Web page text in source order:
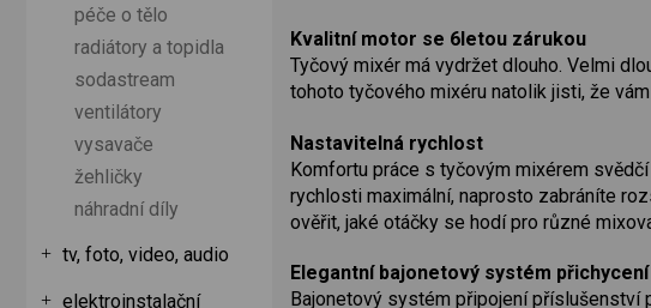
Kvalitní motor se 6letou zárukou
Tyčový mixér má vydržet dlouho. Velmi
tohoto tyčového mixéru natolik jisti, že
Nastavitelná rychlost
Komfortu práce s tyčovým mixérem
rychlosti maximální, naprosto zabráníte
ověřit, jaké otáčky se hodí pro různé
Elegantní bajonetový systém přichycení
Bajonetový systém připojení příslušenství
péče o tělo
radiátory a topidla
sodastream
ventilátory
vysavače
žehličky
náhradní díly
tv, foto, video, audio
elektroinstalační